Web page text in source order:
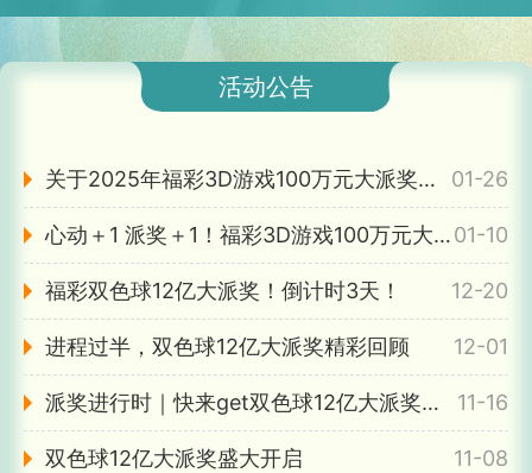
活动公告
关于2025年福彩3D游戏100万元大派奖活动结束的公告 01-26
心动＋1 派奖＋1！福彩3D游戏100万元大派奖惊喜继续01-10
福彩双色球12亿大派奖！倒计时3天！ 12-20
进程过半，双色球12亿大派奖精彩回顾 12-01
派奖进行时｜快来get双色球12亿大派奖「锦囊妙计」 11-16
双色球12亿大派奖盛大开启 11-08